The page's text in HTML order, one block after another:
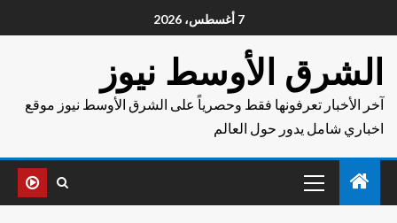
7 أغسطس، 2026
الشرق الأوسط نيوز
آخر الأخبار تعرفونها فقط وحصرياً على الشرق الأوسط نيوز موقع
اخباري شامل يدور حول العالم